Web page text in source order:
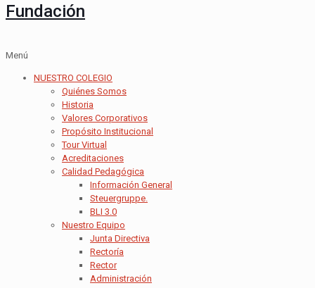
Fundación
Menú
NUESTRO COLEGIO
Quiénes Somos
Historia
Valores Corporativos
Propósito Institucional
Tour Virtual
Acreditaciones
Calidad Pedagógica
Información General
Steuergruppe.
BLI 3.0
Nuestro Equipo
Junta Directiva
Rectoría
Rector
Administración